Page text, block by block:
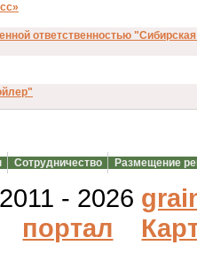
ответственностью
Сотрудничество Размещение
- 2026
портал